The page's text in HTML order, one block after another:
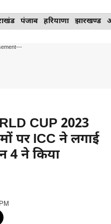
पंजाब हरियाणा झारखण्ड
CUP 2023
पर ICC ने लगाई
4 ने किया